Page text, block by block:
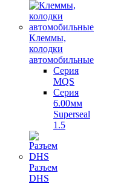
Клеммы,
колодки
автомобильные
Серия
MQS
Серия
6.00мм
Superseal
1.5
Разъем
DHS